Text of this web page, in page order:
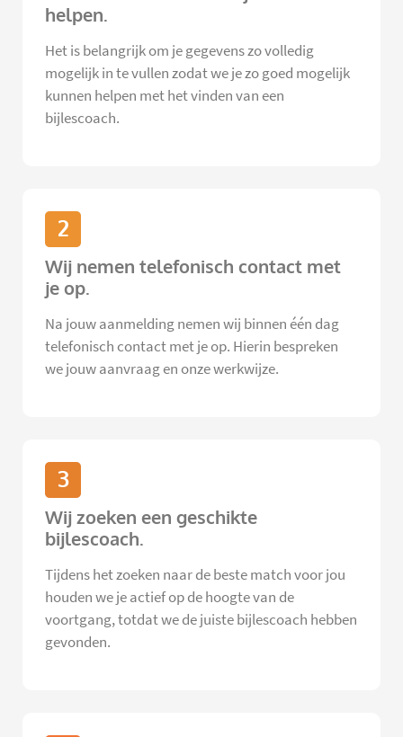
helpen.
Het is belangrijk om je gegevens zo volledig
mogelijk in te vullen zodat we je zo goed mogelijk
kunnen helpen met het vinden van een
bijlescoach.
2
Wij nemen telefonisch contact met
je op.
Na jouw aanmelding nemen wij binnen één dag
telefonisch contact met je op. Hierin bespreken
we jouw aanvraag en onze werkwijze.
3
Wij zoeken een geschikte
bijlescoach.
Tijdens het zoeken naar de beste match voor jou
houden we je actief op de hoogte van de
voortgang, totdat we de juiste bijlescoach hebben
gevonden.